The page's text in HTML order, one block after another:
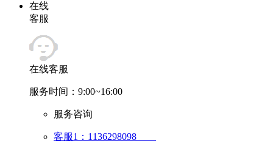
在线
客服
在线客服
服务时间：9:00~16:00
服务咨询
客服1：1136298098